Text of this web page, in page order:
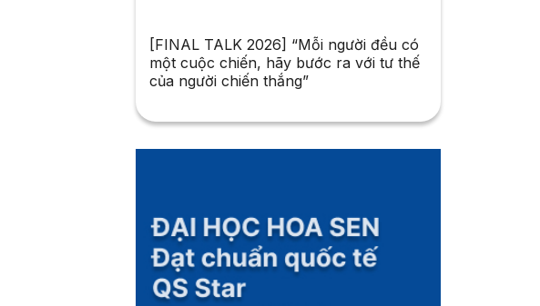
[FINAL TALK 2026] “Mỗi người đều có
một cuộc chiến, hãy bước ra với tư thế
của người chiến thắng”